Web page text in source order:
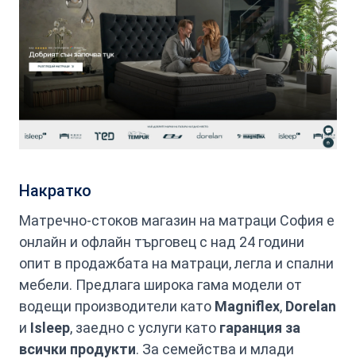
Накратко
Матречно-стоков магазин на матраци София е
онлайн и офлайн търговец с над 24 години
опит в продажбата на матраци, легла и спални
мебели. Предлага широка гама модели от
водещи производители като Magniflex, Dorelan
и Isleep, заедно с услуги като гаранция за
всички продукти. За семейства и млади